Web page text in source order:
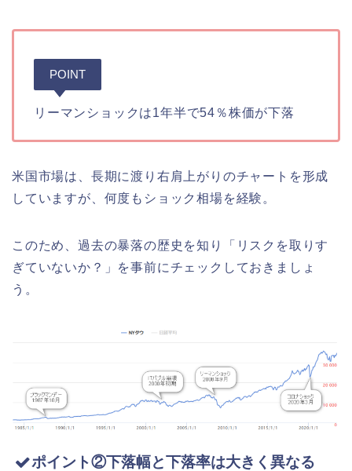
POINT
リーマンショックは1年半で54％株価が下落
米国市場は、長期に渡り右肩上がりのチャートを形成
していますが、何度もショック相場を経験。
このため、過去の暴落の歴史を知り「リスクを取りす
ぎていないか？」を事前にチェックしておきましょ
う。
ポイント②下落幅と下落率は大きく異なる